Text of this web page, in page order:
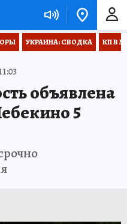
УКРАИНА: СВОДКА КП В
объявлена
5